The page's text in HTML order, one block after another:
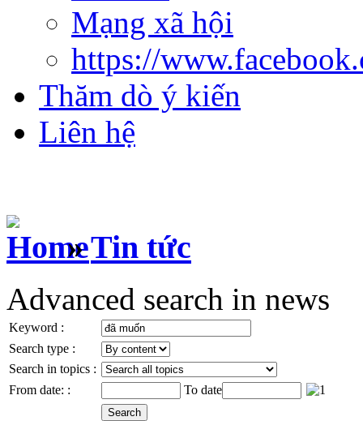
Mạng xã hội
https://
Thăm dò ý kiến
Liên hệ
» Tin tức
Advanced search in news
Keyword :
Search type :
Search in topics :
From date: :
To date